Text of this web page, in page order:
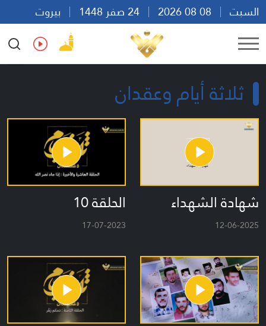
السبت
بيروت
00:23
Ar En Fr Es
ثلاثة أيام وعقدان
شهادة الشهداء
12-06-2025
الحلقة 10
17-07-2023